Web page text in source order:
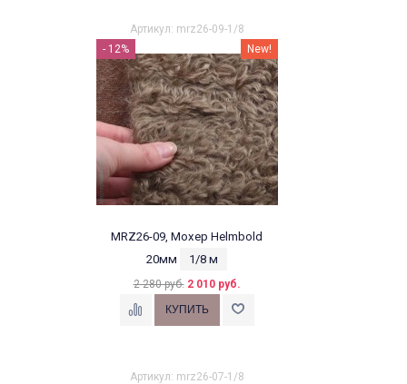
Артикул: mrz26-09-1/8
- 12%
New!
MRZ26-09, Мохер Helmbold
20мм
1/8 м
2 280 руб. 2 010 руб.
Артикул: mrz26-07-1/8